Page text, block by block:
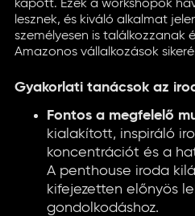
kapott. Ezek a workshopok
lesznek, és kiváló alkalmat
személyesen is találkozzanak
Amazonos vállalkozások
Gyakorlati tanácsok az
Fontos a megfelelő
kialakított, inspiráló
koncentrációt és a
A penthouse iroda
kifejezetten előnyös
gondolkodáshoz.